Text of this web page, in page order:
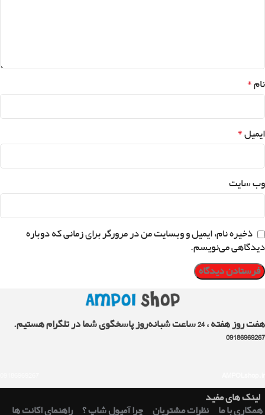
نام*
ایمیل*
وب‌ سایت
ذخیره نام، ایمیل و وبسایت من در مرورگر برای زمانی که دوباره
دیدگاهی می‌نویسم.
هفت روز هفته ، 24 ساعت شبانه‌روز پاسخگوی شما در تلگرام هستیم.
09186969267
لینک های مفید
همکاری با ما
نظرات مشتریان چرا آمپول شاپ ؟ راهنمای اکانت ها